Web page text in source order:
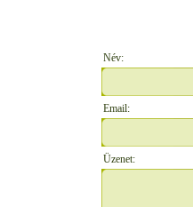
Név:
Email:
Üzenet: